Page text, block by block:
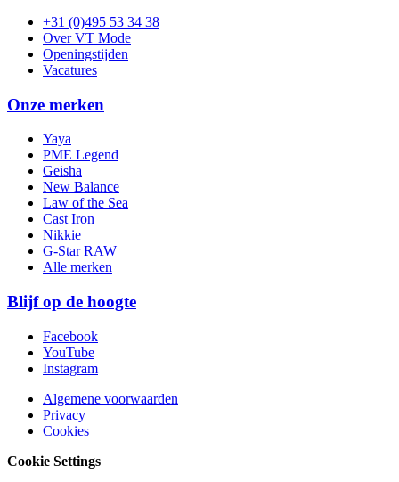
+31 (0)495 53 34 38
Over VT Mode
Openingstijden
Vacatures
Onze merken
Yaya
PME Legend
Geisha
New Balance
Law of the Sea
Cast Iron
Nikkie
G-Star RAW
Alle merken
Blijf op de hoogte
Facebook
YouTube
Instagram
Algemene voorwaarden
Privacy
Cookies
Cookie Settings